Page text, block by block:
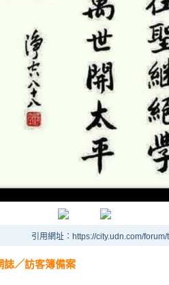
引用網址：https://city.udn.com/
誌／訪客簿備案